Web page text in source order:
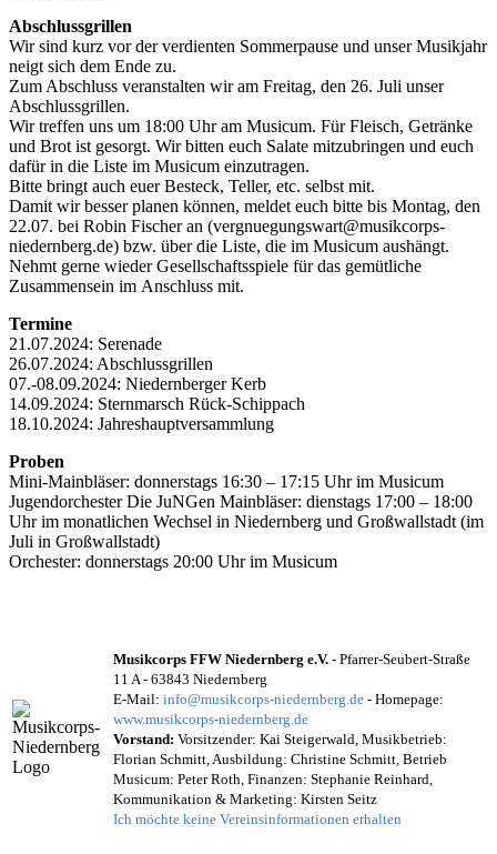
Abschlussgrillen
Wir sind kurz vor der verdienten Sommerpause und unser Musikjahr
neigt sich dem Ende zu.
Zum Abschluss veranstalten wir am Freitag, den 26. Juli unser
Abschlussgrillen.
Wir treffen uns um 18:00 Uhr am Musicum. Für Fleisch, Getränke
und Brot ist gesorgt. Wir bitten euch Salate mitzubringen und euch
dafür in die Liste im Musicum einzutragen.
Bitte bringt auch euer Besteck, Teller, etc. selbst mit.
Damit wir besser planen können, meldet euch bitte bis Montag, den
22.07. bei Robin Fischer an (vergnuegungswart@musikcorps-
niedernberg.de) bzw. über die Liste, die im Musicum aushängt.
Nehmt gerne wieder Gesellschaftsspiele für das gemütliche
Zusammensein im Anschluss mit.
Termine
21.07.2024: Serenade
26.07.2024: Abschlussgrillen
07.-08.09.2024: Niedernberger Kerb
14.09.2024: Sternmarsch Rück-Schippach
18.10.2024: Jahreshauptversammlung
Proben
Mini-Mainbläser: donnerstags 16:30 – 17:15 Uhr im Musicum
Jugendorchester Die JuNGen Mainbläser: dienstags 17:00 – 18:00
Uhr im monatlichen Wechsel in Niedernberg und Großwallstadt (im
Juli in Großwallstadt)
Orchester: donnerstags 20:00 Uhr im Musicum
Musikcorps FFW Niedernberg e.V. - Pfarrer-Seubert-Straße
11 A - 63843 Niedernberg
E-Mail: info@musikcorps-niedernberg.de - Homepage:
www.musikcorps-niedernberg.de
Vorstand: Vorsitzender: Kai Steigerwald, Musikbetrieb:
Florian Schmitt, Ausbildung: Christine Schmitt, Betrieb
Musicum: Peter Roth, Finanzen: Stephanie Reinhard,
Kommunikation & Marketing: Kirsten Seitz
Ich möchte keine Vereinsinformationen erhalten